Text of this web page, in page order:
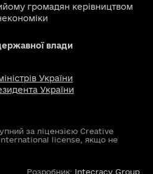
громадян керівництвом
влади
України
України
за ліцензією Creative
license, якщо не
Розробник: Intecracy Group